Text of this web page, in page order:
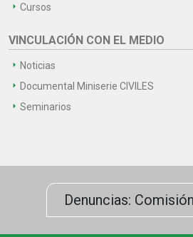
Cursos
VINCULACIÓN CON EL MEDIO
Noticias
Documental Miniserie CIVILES
Seminarios
Denuncias: